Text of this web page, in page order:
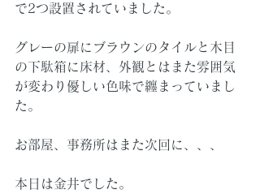
で2つ設置されていました。
グレーの扉にブラウンのタイルと木目
の下駄箱に床材、外観とはまた雰囲気
が変わり優しい色味で纏まっていまし
た。
お部屋、事務所はまた次回に、、、
本日は金井でした。